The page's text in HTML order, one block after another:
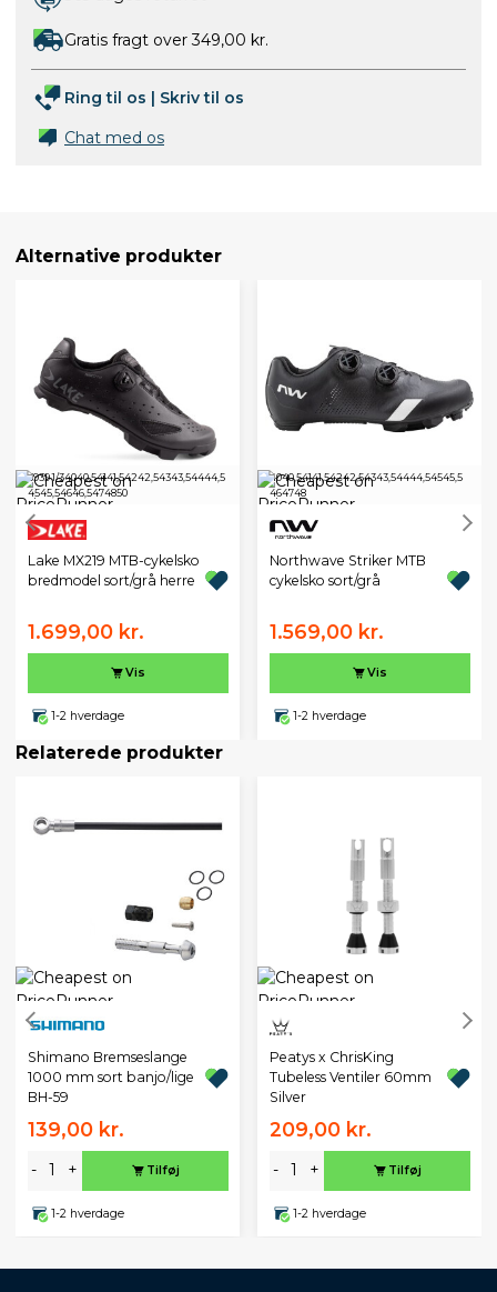
Gratis fragt over 349,00 kr.
Ring til os | Skriv til os
Chat med os
Alternative produkter
3939 1/34040,54141,54242,54343,54444,5
4545,54646,5474850
Lake MX219 MTB-cykelsko
bredmodel sort/grå herre
1.699,00 kr.
Vis
1-2 hverdage
4040,54141,54242,54343,54444,54545,5
464748
Northwave Striker MTB
cykelsko sort/grå
1.569,00 kr.
Vis
1-2 hverdage
Relaterede produkter
Shimano Bremseslange
1000 mm sort banjo/lige
BH-59
139,00 kr.
- + Tilføj
1-2 hverdage
Peatys x ChrisKing
Tubeless Ventiler 60mm
Silver
209,00 kr.
- + Tilføj
1-2 hverdage